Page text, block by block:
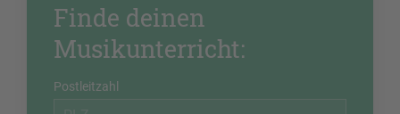
Finde deinen
Musikunterricht:
Postleitzahl